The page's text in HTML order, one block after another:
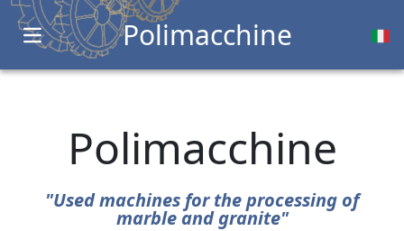
Open main menuPolimacchine
Polimacchine
"Used machines for the processing of
marble and granite"